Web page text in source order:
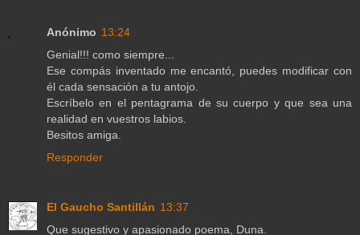
Anónimo 13:24
Genial!!! como siempre...
Ese compás inventado me encantó, puedes modificar con
él cada sensación a tu antojo.
Escríbelo en el pentagrama de su cuerpo y que sea una
realidad en vuestros labios.
Besitos amiga.
Responder
El Gaucho Santillán 13:37
Que sugestivo y apasionado poema, Duna.